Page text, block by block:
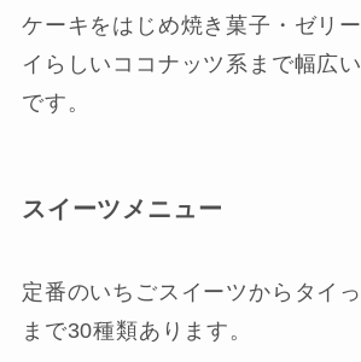
ケーキをはじめ焼き菓子・ゼリ
イらしいココナッツ系まで幅広
です。
スイーツメニュー
定番のいちごスイーツからタイ
まで30種類あります。